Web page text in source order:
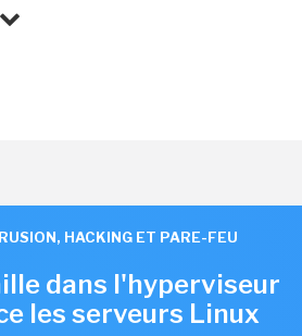
HACKING ET PARE-FEU
dans l'hyperviseur
les serveurs Linux